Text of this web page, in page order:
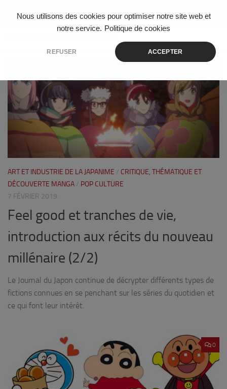
Nous utilisons des cookies pour optimiser notre site web et
notre service. Politique de cookies
REFUSER ACCEPTER
Skip to content
ART ET INDUSTRIE DE LA JAPANIME / CRITIQUE, THÉMATIQUE ET
DÉCOUVERTE MANGA / POP CULTURE
7 FÉVRIER 2019
Feel good et tranches de vie,
introduction aux récits du nouveau
millénaire (2/2)
Le Journal du Japon continue de décrypter différents types de
fictions connues en se penchant sur les séries du quotidien et
ce qui font leur intérêt.
0